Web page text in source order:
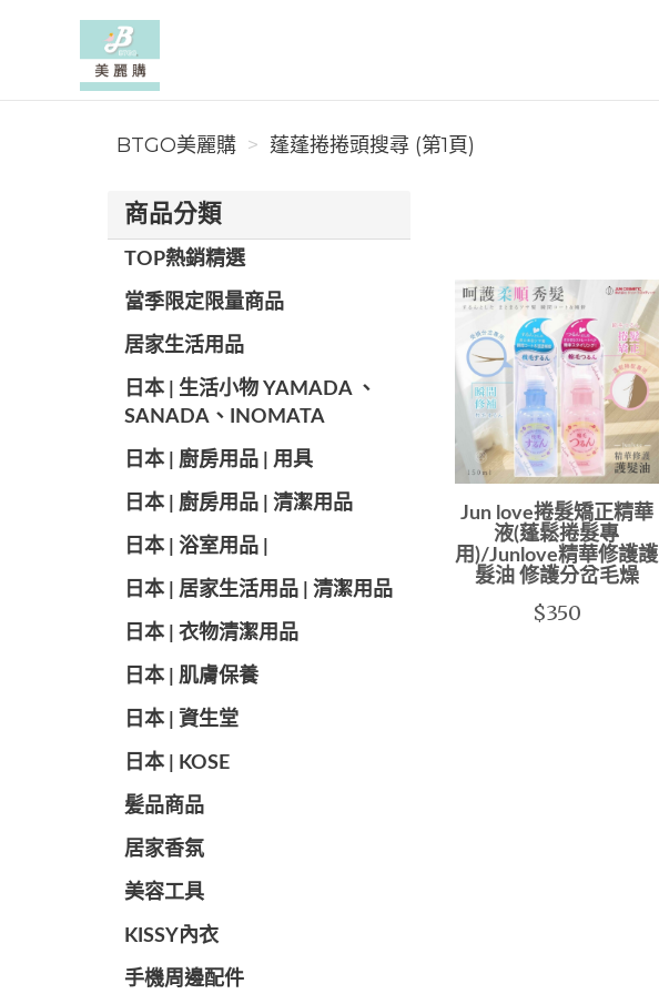
BTGO美麗購
BTGO美麗購 蓬蓬捲捲頭搜尋 (第1頁)
商品分類
TOP熱銷精選
當季限定限量商品
居家生活用品
日本 | 生活小物 YAMADA 、
SANADA、INOMATA
日本 | 廚房用品 | 用具
日本 | 廚房用品 | 清潔用品
日本 | 浴室用品 |
日本 | 居家生活用品 | 清潔用品
日本 | 衣物清潔用品
日本 | 肌膚保養
日本 | 資生堂
日本 | KOSE
髪品商品
居家香氛
美容工具
KISSY內衣
手機周邊配件
Jun love捲髮矯正精華
液(蓬鬆捲髮專
用)/Junlove精華修護護
髮油 修護分岔毛燥
$350